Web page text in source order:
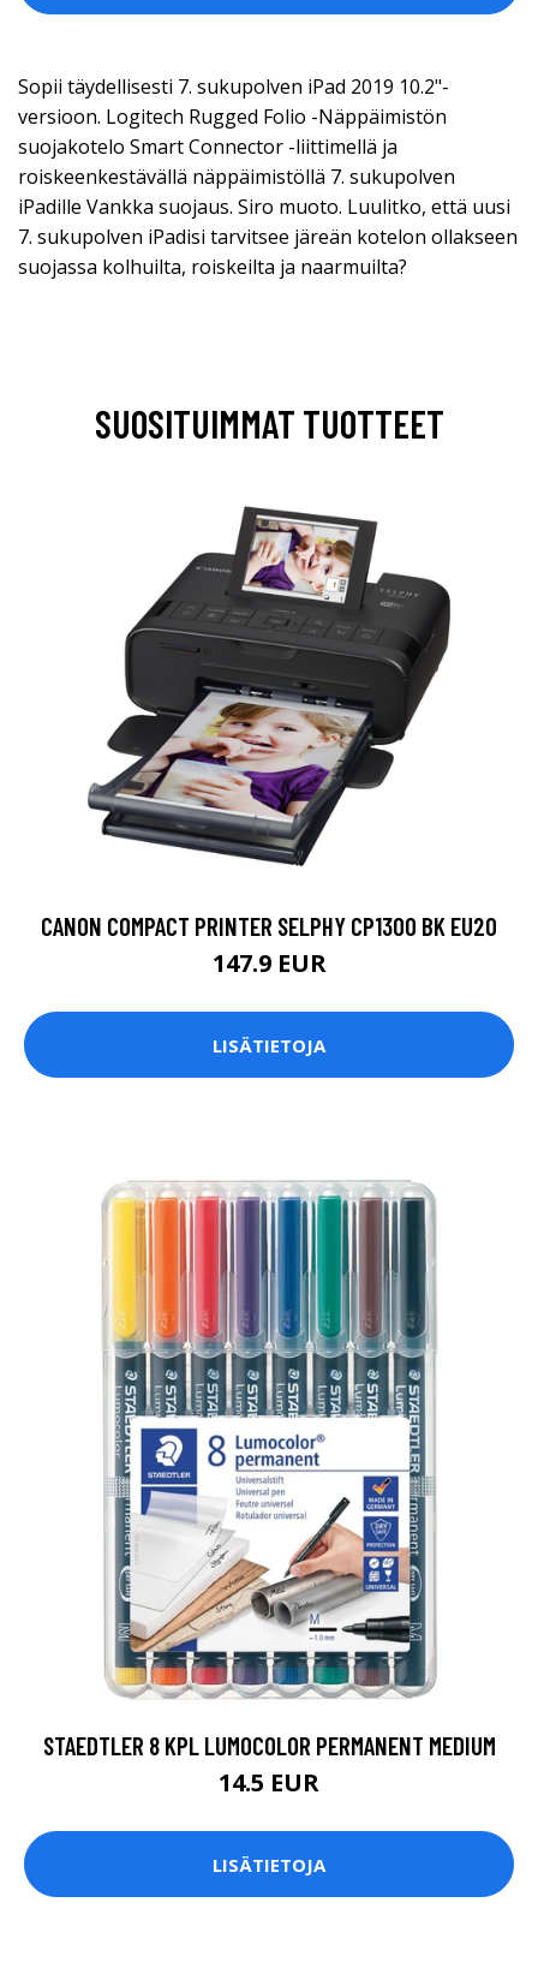
Sopii täydellisesti 7. sukupolven iPad 2019 10.2"-
versioon. Logitech Rugged Folio -Näppäimistön
suojakotelo Smart Connector -liittimellä ja
roiskeenkestävällä näppäimistöllä 7. sukupolven
iPadille Vankka suojaus. Siro muoto. Luulitko, että uusi
7. sukupolven iPadisi tarvitsee järeän kotelon ollakseen
suojassa kolhuilta, roiskeilta ja naarmuilta?
SUOSITUIMMAT TUOTTEET
CANON COMPACT PRINTER SELPHY CP1300 BK EU20
147.9 EUR
LISÄTIETOJA
STAEDTLER 8 KPL LUMOCOLOR PERMANENT MEDIUM
14.5 EUR
LISÄTIETOJA